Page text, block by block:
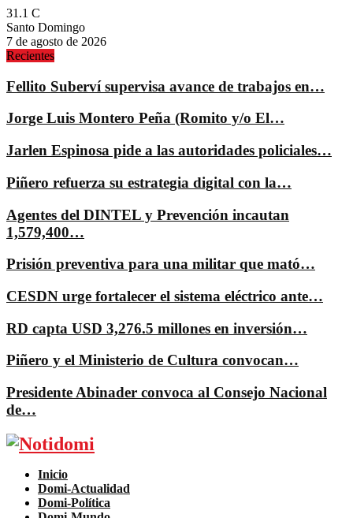
31.1 C
Santo Domingo
7 de agosto de 2026
Recientes
Fellito Suberví supervisa avance de trabajos en…
Jorge Luis Montero Peña (Romito y/o El…
Jarlen Espinosa pide a las autoridades policiales…
Piñero refuerza su estrategia digital con la…
Agentes del DINTEL y Prevención incautan
1,579,400…
Prisión preventiva para una militar que mató…
CESDN urge fortalecer el sistema eléctrico ante…
RD capta USD 3,276.5 millones en inversión…
Piñero y el Ministerio de Cultura convocan…
Presidente Abinader convoca al Consejo Nacional
de…
Facebook
Twitter
Instagram
Pinterest
Youtube
Inicio
Domi-Actualidad
Domi-Política